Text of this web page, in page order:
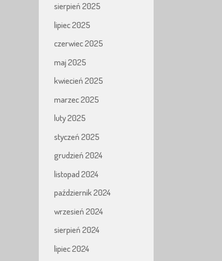
sierpień 2025
lipiec 2025
czerwiec 2025
maj 2025
kwiecień 2025
marzec 2025
luty 2025
styczeń 2025
grudzień 2024
listopad 2024
październik 2024
wrzesień 2024
sierpień 2024
lipiec 2024